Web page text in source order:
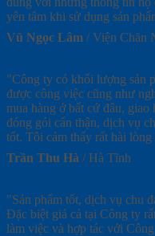
yên tâm khi sử dụng sản
Vũ Ngọc Lâm / Viện Chăn
"Công ty có khối lượng sản
được công việc cũng như
mua hàng ở bất cứ đâu, giao
đóng gói cẩn thận, dịch vụ
tốt. Tôi cảm thấy rất hài
Trần Thu Hà / Hà Tĩnh
"Sản phẩm tốt, dịch vụ chu
Đặc biệt giá cả tại Công ty
làm việc và hợp tác với